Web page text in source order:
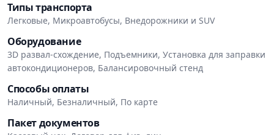
На выполненные работы и установленные детали
предоставляется гарантия. СТО работает более 10
лет, принимает автомобили по предварительной
записи и оформляет кассовые чеки и договоры.
Клиентам доступны наличный и безналичный
расчет, оплата банковскими картами, парковка, Wi-Fi
и уборная.
Типы транспорта
Легковые, Микроавтобусы, Внедорожники и SUV
Оборудование
3D развал-схождение, Подъемники, Установка для заправки
автокондиционеров, Балансировочный стенд
Способы оплаты
Наличный, Безналичный, По карте
Пакет документов